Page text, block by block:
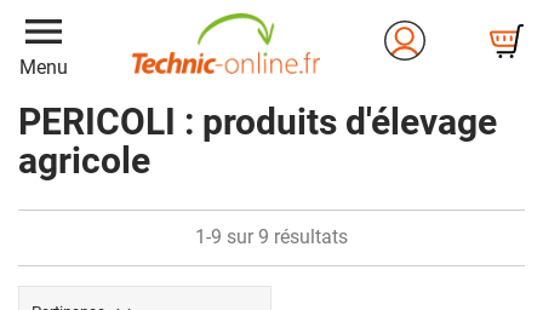
menu
Menu
PERICOLI : produits d'élevage
agricole
1-9 sur 9 résultats